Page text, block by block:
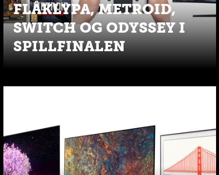
FLÅKLYPA, METROID,
SWITCH OG ODYSSEY I
SPILLFINALEN